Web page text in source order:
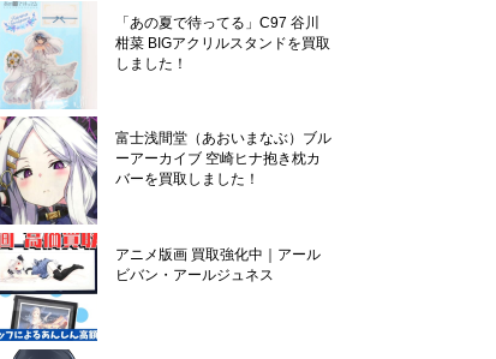
「あの夏で待ってる」C97 谷川
柑菜 BIGアクリルスタンドを買取
しました！
富士浅間堂（あおいまなぶ）ブル
ーアーカイブ 空崎ヒナ抱き枕カ
バーを買取しました！
アニメ版画 買取強化中｜アール
ビバン・アールジュネス